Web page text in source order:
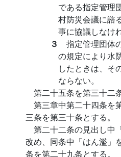
である指定管理
村防災会議に諮
事に協議しなけ
３ 指定管理団体
の規定により水
したときは、そ
ならない。
第二十五条を第三十二
第三章中第二十四条を
三条を第三十条とする。
第二十二条の見出し中
改め、同条中「はん濫」
条を第二十九条とする。